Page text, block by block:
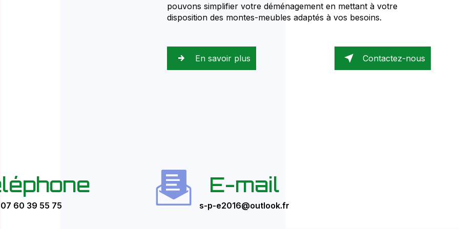
pouvons simplifier votre déménagement en mettant à votre
disposition des montes-meubles adaptés à vos besoins.
En savoir plus Contactez-nous
07 60 39 55 75
E-mail
s-p-e2016@outlook.fr